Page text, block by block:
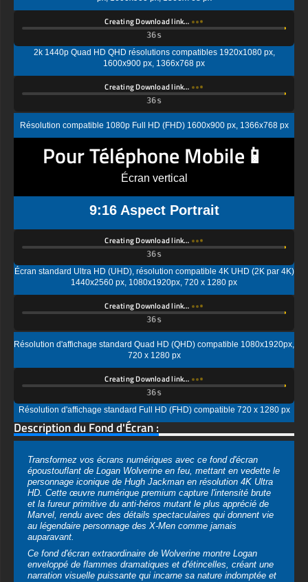
Creating Download link…
2k 1440p Quad HD QHD résolutions compatibles 1920x1080 px,
Creating Download link…
Résolution compatible 1080p Full HD (FHD) 1600x900 px, 1366x768 px
Pour Téléphone Mobile📱
Écran vertical
9:16 Aspect Portrait
Creating Download link…
Écran standard Ultra HD (UHD), résolution compatible 4K UHD (2K par 4K)
1440x2560 px, 1080x1920px, 720 x 1280 px
Résolution d'affichage standard Quad HD (QHD) compatible 1080x1920px,
Creating Download link…
Résolution d'affichage standard Full HD (FHD) compatible 720 x 1280 px
Description du Fond d'Écran :
Transformez vos écrans numériques avec ce fond d'écran
époustouflant de Logan Wolverine en feu, mettant en vedette le
personnage iconique de Hugh Jackman en résolution 4K Ultra
HD. Cette œuvre numérique premium capture l'intensité brute
et la fureur primitive du anti-héros mutant le plus apprécié de
au légendaire personnage des X-Men comme jamais
auparavant.
Ce fond d'écran extraordinaire de Wolverine montre Logan
enveloppé de flammes dramatiques et d'étincelles, créant une
narration visuelle puissante qui incarne sa nature indomptée et
ses capacités de régénération. L'utilisation magistrale des
effets de feu orange et ambre contraste magnifiquement avec
les traits usés du personnage et sa pilosité faciale distinctive,
tandis que l'éclairage intense souligne chaque détail de son
visage marqué par les combats. La composition dynamique
présente des braises flottantes et des particules qui ajoutent de